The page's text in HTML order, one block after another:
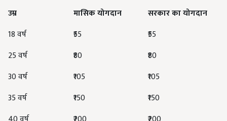
उम्र
मासिक योगदान
सरकार का योगदान
18 वर्ष
₹55
₹55
25 वर्ष
₹80
₹80
30 वर्ष
₹105
₹105
35 वर्ष
₹150
₹150